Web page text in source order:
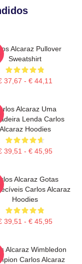
Alcaraz Pullover
Sweatshirt
37,67 - € 44,11
Alcaraz Uma
Lenda Carlos
Alcaraz Hoodies
39,51 - € 45,95
Alcaraz Gotas
Carlos Alcaraz
Hoodies
39,51 - € 45,95
Alcaraz Wimbledon
Carlos Alcaraz